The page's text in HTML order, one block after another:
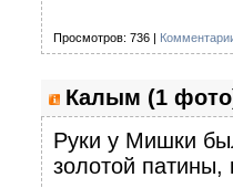
Просмотров: 736 |
Калым (1
Руки у Мишки
золотой